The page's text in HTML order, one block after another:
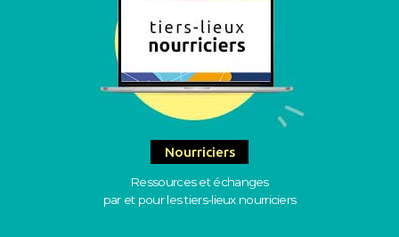
Nourriciers
Ressources et échanges
par et pour les tiers-lieux nourriciers